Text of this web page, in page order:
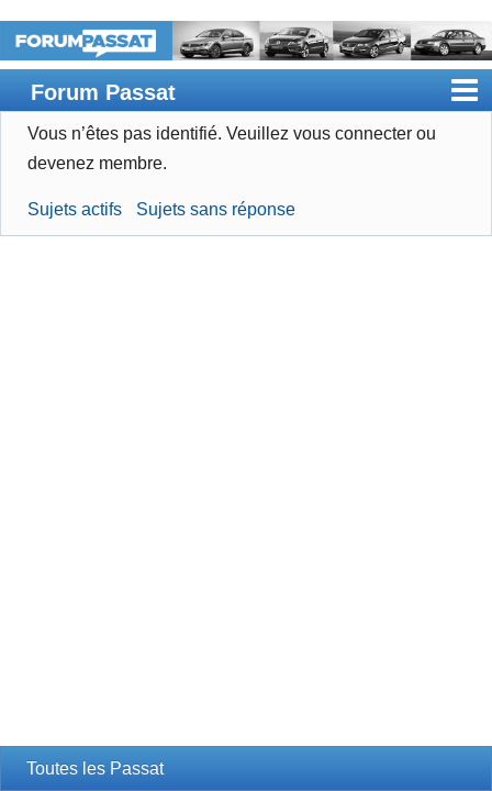
Forum Passat
Accueil
Devenir membre
Vous n’êtes pas identifié. Veuillez vous connecter ou
devenez membre.
Sujets actifs Sujets sans réponse
Toutes les Passat